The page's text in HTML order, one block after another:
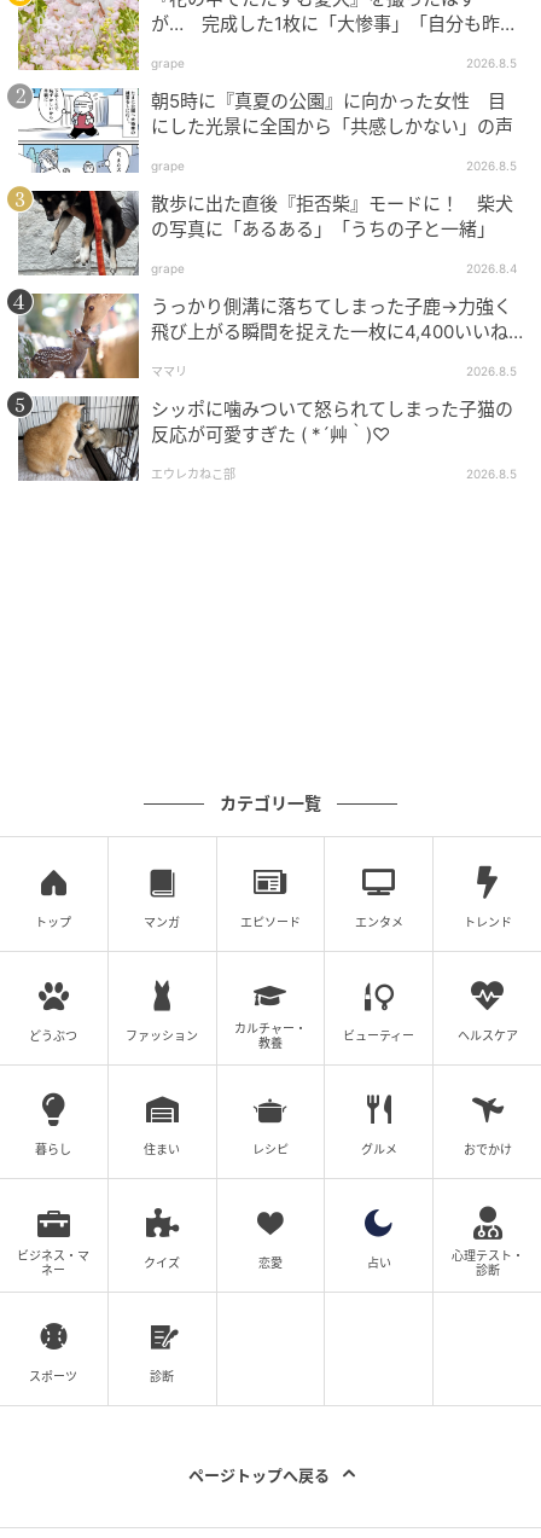
が… 完成した1枚に「大惨事」「自分も昨日
grape 2026.8.5
朝5時に『真夏の公園』に向かった女性 目
にした光景に全国から「共感しかない」の声
grape 2026.8.5
散歩に出た直後『拒否柴』モードに！ 柴犬
の写真に「あるある」「うちの子と一緒」
grape 2026.8.4
うっかり側溝に落ちてしまった子鹿→力強く
飛び上がる瞬間を捉えた一枚に4,400いいね
ママリ 2026.8.5
シッポに噛みついて怒られてしまった子猫の
反応が可愛すぎた ( *´艸｀)♡
エウレカねこ部 2026.8.5
カテゴリ一覧
トップ マンガ エピソード エンタメ トレンド
どうぶつ ファッション
カルチャー・
教養
ビューティー ヘルスケア
暮らし 住まい レシピ グルメ おでかけ
ビジネス・マ
ネー
クイズ 恋愛 占い
心理テスト・
診断
スポーツ 診断
ページトップへ戻る